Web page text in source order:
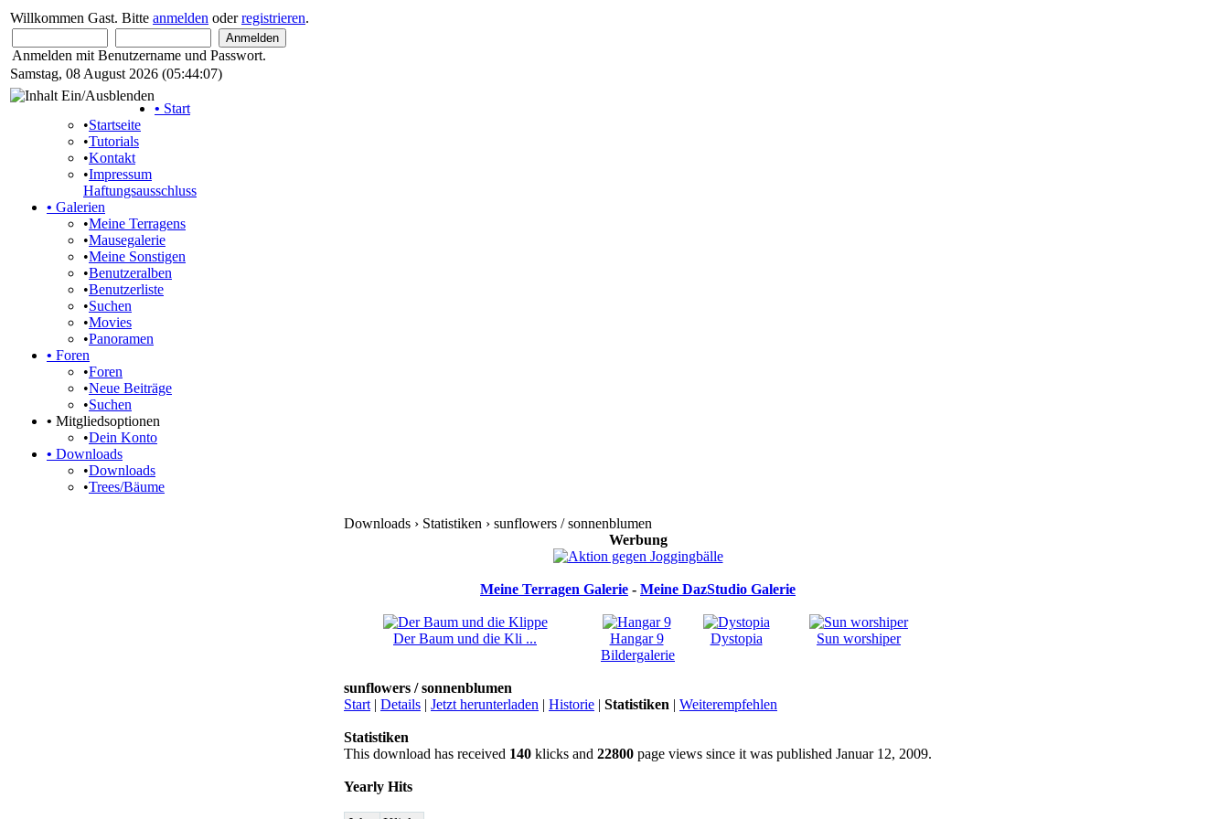
Willkommen Gast. Bitte anmelden oderregistrieren.
Anmelden mit Benutzername und Passwort.
Samstag, 08 August 2026 (05:44:07)
• Start
•Startseite
•Tutorials
•Kontakt
•Impressum
Haftungsausschluss
• Galerien
•Meine Terragens
•Mausegalerie
•Meine Sonstigen
•Benutzeralben
•Benutzerliste
•Suchen
•Movies
•Panoramen
• Foren
•Foren
•Neue Beiträge
•Suchen
• Mitgliedsoptionen
•Dein Konto
• Downloads
•Downloads
•Trees/Bäume
Downloads › Statistiken › sunflowers / sonnenblumen
Werbung
Meine Terragen Galerie - Meine DazStudio Galerie
Der Baum und die Kli ... Hangar 9 Dystopia
Sun worshiper
Bildergalerie
sunflowers / sonnenblumen
Start | Details | Jetzt herunterladen | Historie | Statistiken | Weiterempfehlen
Statistiken
This download has received 140 klicks and 22800 page views since it was published Januar 12, 2009.
Yearly Hits